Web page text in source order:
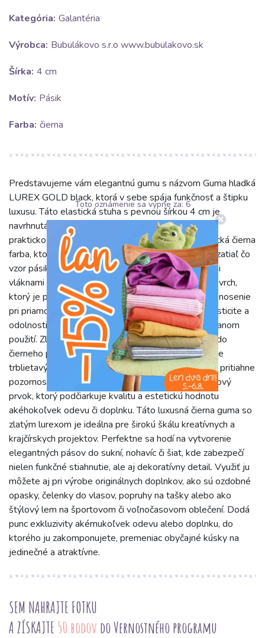
Kategória: Galantéria
Výrobca: Bubulákovo s.r.o www.bubulakovo.sk
Šírka: 4 cm
Motív: Pásik
Farba: čierna
Predstavujeme vám elegantnú gumu s názvom Guma hladká
LUREX GOLD black, ktorá v sebe spája funkčnosť a štipku
luxusu. Táto elastická stuha s pevnou šírkou 4 cm je
navrhnutá tak, aby dodala vašim projektom nielen
praktickosť, ale aj výrazný štýl. Jej základ tvorí klasická čierna
farba, ktorá je univerzálna a ľahko kombinovateľná, zatiaľ čo
vzor pásika je decentne oživený trblietavými zlatými
vláknami LUREX GOLD. Charakterizuje ju hladký povrch,
ktorý je príjemný na dotyk a zabezpečuje pohodlné nosenie
pri priamom kontakte s pokožkou. Vďaka svojej elasticite a
odolnosti si zachováva tvar a pevnosť aj po opakovanom
použití. Zlaté lurexové pásiky sú precízne vpletené do
čierneho podkladu, čo vytvára sofistikovaný a mierne
trblietavý efekt, ktorý pôsobí decentne, no zároveň pritiahne
pozornosť. Nie je to len obyčajná guma; je to dizajnový
prvok, ktorý podčiarkuje kvalitu a estetickú hodnotu
akéhokoľvek odevu či doplnku. Táto luxusná čierna guma so
zlatým lurexom je ideálna pre širokú škálu kreatívnych a
krajčírskych projektov. Perfektne sa hodí na vytvorenie
elegantných pásov do sukní, nohavíc či šiat, kde zabezpečí
nielen funkčné stiahnutie, ale aj dekoratívny detail. Využiť ju
môžete aj pri výrobe originálnych doplnkov, ako sú ozdobné
opasky, čelenky do vlasov, popruhy na tašky alebo ako
štýlový lem na športovom či voľnočasovom oblečení. Dodá
punc exkluzivity akémukoľvek odevu alebo doplnku, do
ktorého ju zakomponujete, premeniac obyčajné kúsky na
jedinečné a atraktívne.
SEM NAHRAJTE FOTKU
A ZÍSKAJTE 50 bodov do Vernostného programu
Toto oznámenie sa vypne za:5